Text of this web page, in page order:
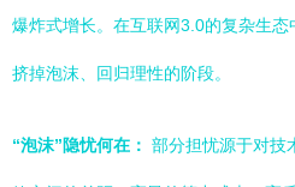
爆炸式增长。在互联网3.0的复杂生
挤掉泡沫、回归理性的阶段。
“泡沫”隐忧何在： 部分担忧源于对技